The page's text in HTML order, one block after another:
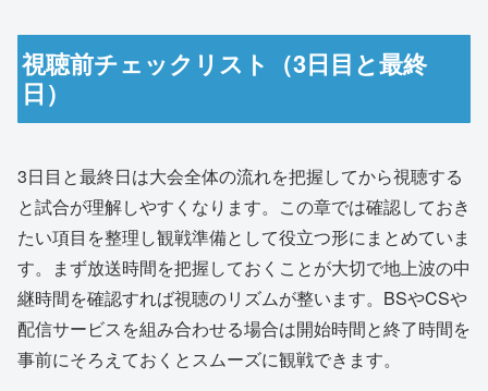
視聴前チェックリスト（3日目と最終
日）
3日目と最終日は大会全体の流れを把握してから視聴する
と試合が理解しやすくなります。この章では確認しておき
たい項目を整理し観戦準備として役立つ形にまとめていま
す。まず放送時間を把握しておくことが大切で地上波の中
継時間を確認すれば視聴のリズムが整います。BSやCSや
配信サービスを組み合わせる場合は開始時間と終了時間を
事前にそろえておくとスムーズに観戦できます。